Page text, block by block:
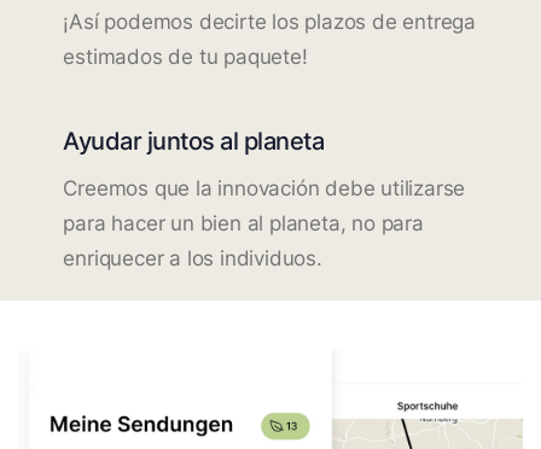
¡Así podemos decirte los plazos de entrega
estimados de tu paquete!
Ayudar juntos al planeta
Creemos que la innovación debe utilizarse
para hacer un bien al planeta, no para
enriquecer a los individuos.